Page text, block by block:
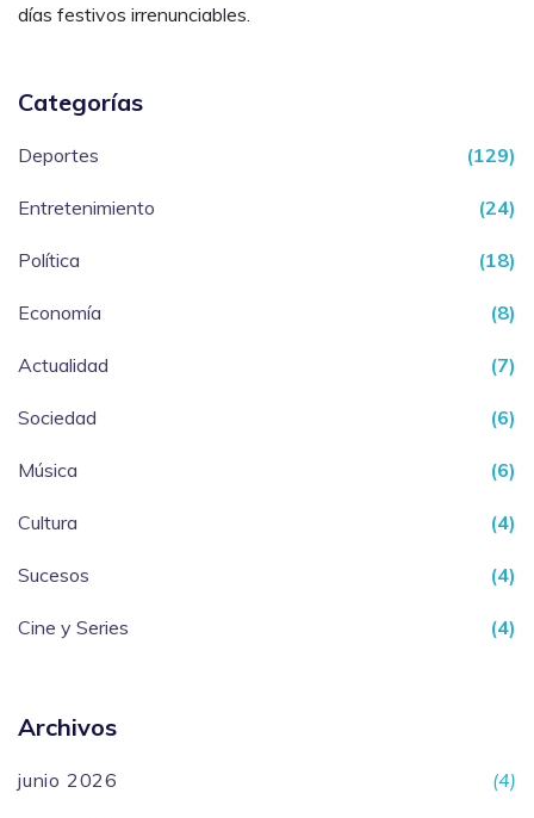
días festivos irrenunciables.
Categorías
Deportes (129)
Entretenimiento (24)
Política (18)
Economía (8)
Actualidad (7)
Sociedad (6)
Música (6)
Cultura (4)
Sucesos (4)
Cine y Series (4)
Archivos
junio 2026 (4)